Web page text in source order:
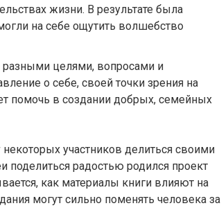
жизни. В результате была
на себе ощутить волшебство
целями, вопросами и
о себе, своей точки зрения на
помочь в создании добрых, семейных
участников делиться своими
поделиться радостью родился проект
как материалы книги влияют на
могут сильно поменять человека за